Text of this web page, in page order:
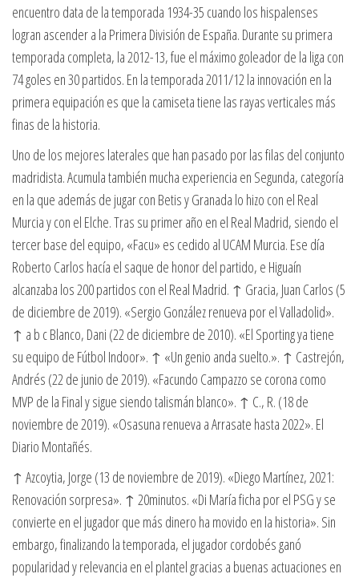
encuentro data de la temporada 1934-35 cuando los hispalenses
logran ascender a la Primera División de España. Durante su primera
temporada completa, la 2012-13, fue el máximo goleador de la liga con
74 goles en 30 partidos. En la temporada 2011/12 la innovación en la
primera equipación es que la camiseta tiene las rayas verticales más
finas de la historia.
Uno de los mejores laterales que han pasado por las filas del conjunto
madridista. Acumula también mucha experiencia en Segunda, categoría
en la que además de jugar con Betis y Granada lo hizo con el Real
Murcia y con el Elche. Tras su primer año en el Real Madrid, siendo el
tercer base del equipo, «Facu» es cedido al UCAM Murcia. Ese día
Roberto Carlos hacía el saque de honor del partido, e Higuaín
alcanzaba los 200 partidos con el Real Madrid. ↑ Gracia, Juan Carlos (5
de diciembre de 2019). «Sergio González renueva por el Valladolid».
↑ a b c Blanco, Dani (22 de diciembre de 2010). «El Sporting ya tiene
su equipo de Fútbol Indoor». ↑ «Un genio anda suelto.». ↑ Castrejón,
Andrés (22 de junio de 2019). «Facundo Campazzo se corona como
MVP de la Final y sigue siendo talismán blanco». ↑ C., R. (18 de
noviembre de 2019). «Osasuna renueva a Arrasate hasta 2022». El
Diario Montañés.
↑ Azcoytia, Jorge (13 de noviembre de 2019). «Diego Martínez, 2021:
Renovación sorpresa». ↑ 20minutos. «Di María ficha por el PSG y se
convierte en el jugador que más dinero ha movido en la historia». Sin
embargo, finalizando la temporada, el jugador cordobés ganó
popularidad y relevancia en el plantel gracias a buenas actuaciones en